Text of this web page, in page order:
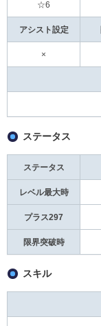
☆6
アシスト設定
×
ステータス
ステータス
レベル最大時
プラス297
限界突破時
スキル